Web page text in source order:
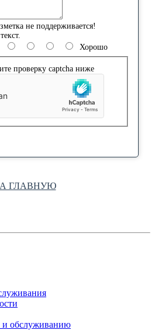
не поддерживается!
Хорошо
проверку captcha ниже
ГЛАВНУЮ
и обслуживанию